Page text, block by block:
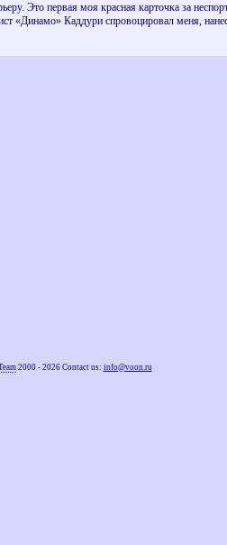
Это первая моя красная карточка за
Каддури спровоцировал меня,
2000 - 2026 Contact us: info@voon.ru